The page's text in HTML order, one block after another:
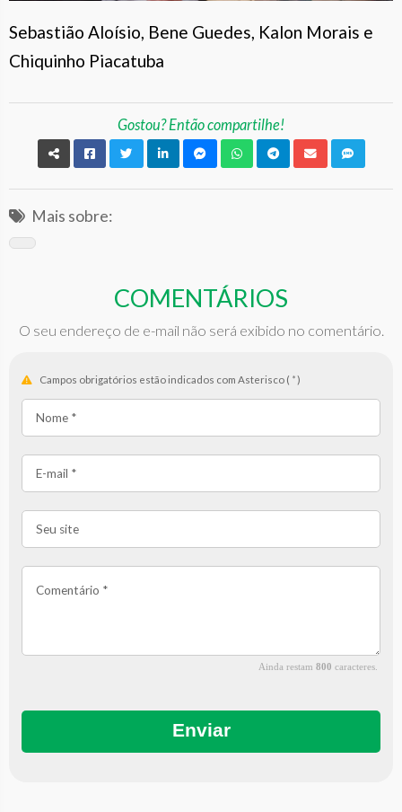
Sebastião Aloísio, Bene Guedes, Kalon Morais e
Chiquinho Piacatuba
Gostou? Então compartilhe!
Mais sobre:
COMENTÁRIOS
O seu endereço de e-mail não será exibido no comentário.
Campos obrigatórios estão indicados com Asterisco ( *)
Ainda restam800 caracteres.
Enviar